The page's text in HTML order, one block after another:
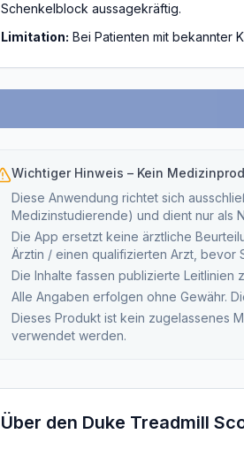
Schenkelblock aussagekräftig.
Limitation: Bei Patienten mit bekannter
Wichtiger Hinweis – Kein
Diese Anwendung richtet sich
Medizinstudierende) und dient nur als
Die App ersetzt keine ärztliche
Ärztin / einen qualifizierten Arzt, bevor
Die Inhalte fassen publizierte Leitlinien
Alle Angaben erfolgen ohne Gewähr.
Dieses Produkt ist kein zugelassenes
verwendet werden.
Über den Duke Treadmill